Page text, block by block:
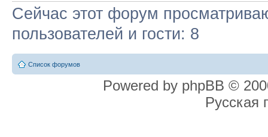
Сейчас этот форум
пользователей и гости: 8
Список форумов
Powered by phpBB ©
Русская